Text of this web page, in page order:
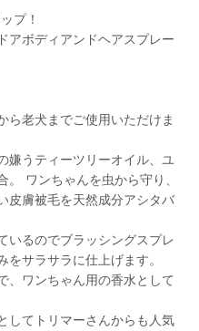
プ！
アボディアンドヘアスプレー
ら老犬までご使用いただけま
嫌うティーツリーオイル、ユ
ワンちゃんを虫から守り、
皮膚被毛を天然成分アシタバ
いるのでブラッシングスプレ
サラサラに仕上げます。
、ワンちゃん用の香水として
してトリマーさんからも人気